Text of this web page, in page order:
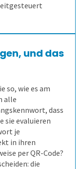
und das
so, wie es am
alle
dass
sie evaluieren
je
in ihren
per QR-Code?
die